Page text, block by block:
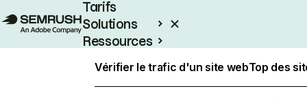
Tarifs
Solutions
Ressources
Vérifier le trafic d'un site webTop des